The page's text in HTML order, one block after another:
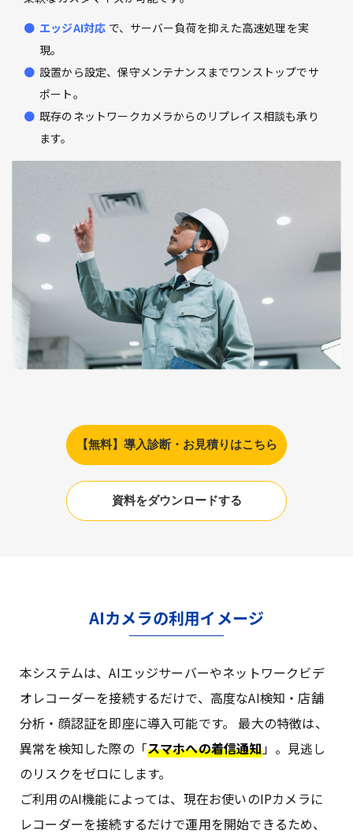
エッジAI対応 で、サーバー負荷を抑えた高速処理を実
現。
設置から設定、保守メンテナンスまでワンストップでサ
ポート。
既存のネットワークカメラからのリプレイス相談も承り
ます。
【無料】導入診断・お見積りはこちら
資料をダウンロードする
AIカメラの利用イメージ
本システムは、AIエッジサーバーやネットワークビデ
オレコーダーを接続するだけで、高度なAI検知・店舗
分析・顔認証を即座に導入可能です。 最大の特徴は、
異常を検知した際の「スマホへの着信通知」。見逃し
のリスクをゼロにします。
ご利用のAI機能によっては、現在お使いのIPカメラに
レコーダーを接続するだけで運用を開始できるため、